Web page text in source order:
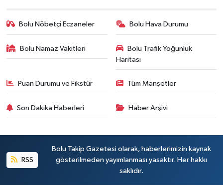
Bolu Nöbetçi Eczaneler Bolu Hava Durumu
Bolu Namaz Vakitleri
Bolu Trafik Yoğunluk
Haritası
Puan Durumu ve Fikstür Tüm Manşetler
Son Dakika Haberleri Haber Arşivi
RSS
Bolu Takip Gazetesi olarak, haberlerimizin kaynak
gösterilmeden yayımlanması yasaktır. Her hakkı
saklıdır.